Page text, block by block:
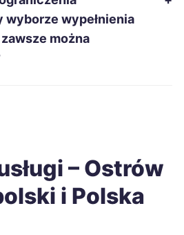
700 zł
wypełnienia
można
– Ostrów
i Polska